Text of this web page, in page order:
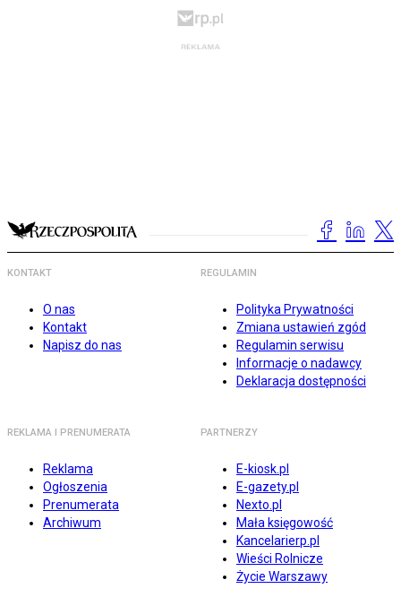
KONTAKT
O nas
Kontakt
Napisz do nas
REGULAMIN
Polityka Prywatności
Zmiana ustawień zgód
Regulamin serwisu
Informacje o nadawcy
Deklaracja dostępności
REKLAMA I PRENUMERATA
Reklama
Ogłoszenia
Prenumerata
Archiwum
PARTNERZY
E-kiosk.pl
E-gazety.pl
Nexto.pl
Mała księgowość
Kancelarierp.pl
Wieści Rolnicze
Życie Warszawy